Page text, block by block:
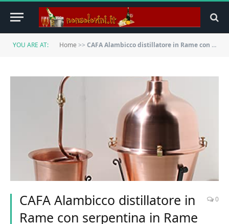
YOU ARE AT: Home >> CAFA Alambicco distillatore in Rame con serpentina in Rame e Particolari in Ottone
CAFA Alambicco distillatore in
Rame con serpentina in Rame
0